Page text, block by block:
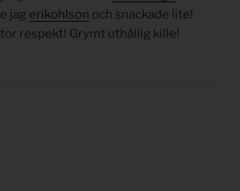
jag erikohlson och snackade lite!
respekt! Grymt uthållig kille!